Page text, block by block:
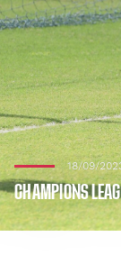
18/09/
CHAMPIONS